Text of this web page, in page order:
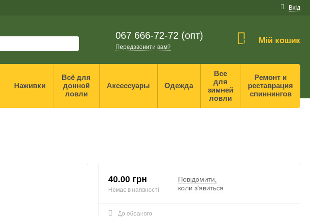
Вхід
067 666-72-72 (опт)
Передзвонити вам?
0 Мій кошик
Наживки
Всё для
донной
ловли
Аксессуары Одежда
Все
для
зимней
ловли
Ремонт и
реставрация
спиннингов
40.00 грн
Немає в наявності
Повідомити,
коли з'явиться
До обраного